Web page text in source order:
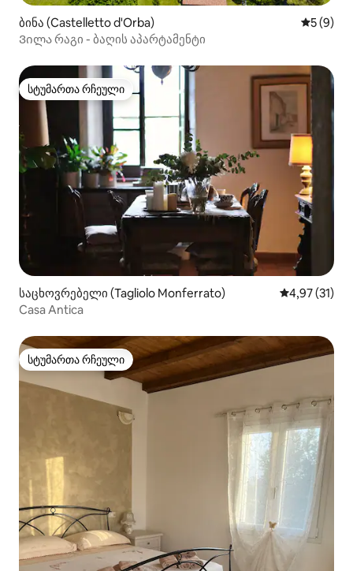
ბინა (Castelletto d'Orba) საშუალო
5 (9)
Ვილა რაგი - ბაღის აპარტამენტი
სტუმართა რჩეული
სტუმართა რჩეული
საცხოვრებელი (Tagliolo Monferrato) საშუალო
4,97 (31)
Casa Antica
სტუმართა რჩეული
სტუმართა რჩეული